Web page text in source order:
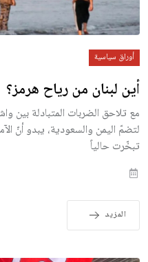
أوراق سياسية
أين لبنان من رياح هرمز؟
مع تلاحق الضربات المتبادلة بين
لتضمّ اليمن والسعودية، يبدو أنّ
تبخّرت حالياً
المزيد